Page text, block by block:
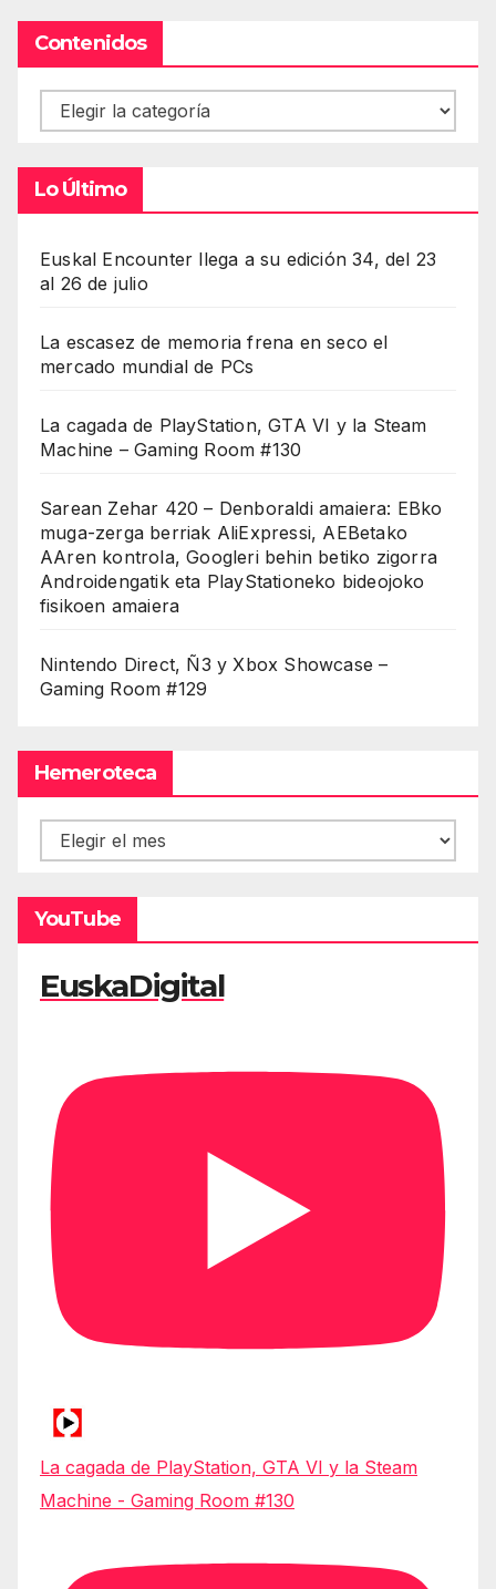
Contenidos
Contenidos
Lo Último
Euskal Encounter llega a su edición 34, del 23
al 26 de julio
La escasez de memoria frena en seco el
mercado mundial de PCs
La cagada de PlayStation, GTA VI y la Steam
Machine – Gaming Room #130
Sarean Zehar 420 – Denboraldi amaiera: EBko
muga-zerga berriak AliExpressi, AEBetako
AAren kontrola, Googleri behin betiko zigorra
Androidengatik eta PlayStationeko bideojoko
fisikoen amaiera
Nintendo Direct, Ñ3 y Xbox Showcase –
Gaming Room #129
Hemeroteca
Hemeroteca
YouTube
EuskaDigital
La cagada de PlayStation, GTA VI y la Steam
Machine - Gaming Room #130